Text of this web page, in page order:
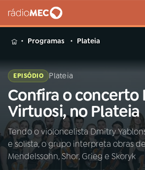
MENU
Buscar
na
Rádio
MEC
Buscar
Início
Programas Plateia
EPISÓDIO Plateia
Confira o concerto
Virtuosi, no Plateia
Tendo o violoncelista Dmitry
e solista, o grupo interpreta obras
Mendelssohn, Shor, Grieg e Skoryk